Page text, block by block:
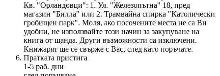
Кв. "Орландовци": 1. Ул. "Железопътна" 18, пред
магазин "Билла" или 2. Трамвайна спирка "Католически
гробищен парк". Моля, ако посочените места не са Ви
удобни, не използвайте този начин за закупуване на
книга от щанда. Други възможности са изключени.
Книжарят ще се свърже с Вас, след като поръчате.
Пратката пристига
1-5 раб. дни